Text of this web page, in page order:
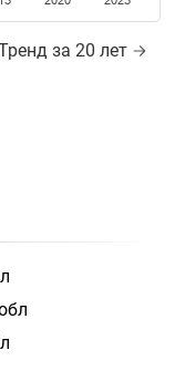
за 20 лет